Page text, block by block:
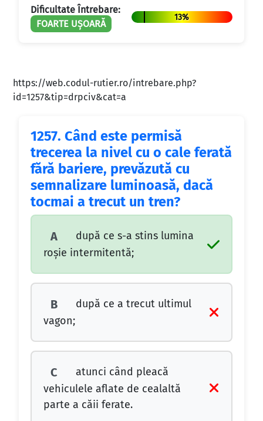
Dificultate Întrebare:
FOARTE UȘOARĂ
13%
https://web.codul-rutier.ro/intrebare.php?
id=1257&tip=drpciv&cat=a
1257. Când este permisă
trecerea la nivel cu o cale ferată
fără bariere, prevăzută cu
semnalizare luminoasă, dacă
tocmai a trecut un tren?
A
după ce s-a stins lumina
roşie intermitentă;
B
după ce a trecut ultimul
vagon;
C
atunci când pleacă
vehiculele aflate de cealaltă
parte a căii ferate.